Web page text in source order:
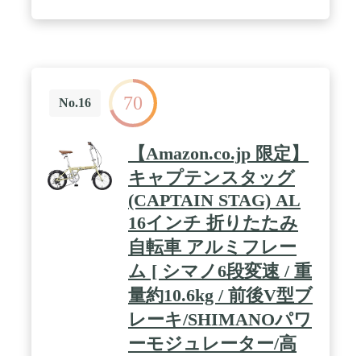
No.16 70
【Amazon.co.jp 限定】
キャプテンスタッグ
(CAPTAIN STAG) AL
16インチ 折りたたみ
自転車 アルミフレー
ム [ シマノ6段変速 / 重
量約10.6kg / 前後V型ブ
レーキ/SHIMANOパワ
ーモジュレーター/高